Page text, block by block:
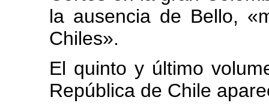
la ausencia de Bello,
Chiles».
El quinto y último
República de Chile